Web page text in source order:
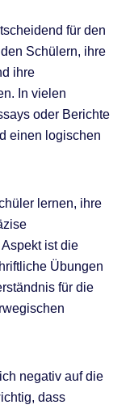
für den
Schülern, ihre
ihre
In vielen
oder Berichte
einen logischen
lernen, ihre
ist die
Übungen
für die
negativ auf die
dass